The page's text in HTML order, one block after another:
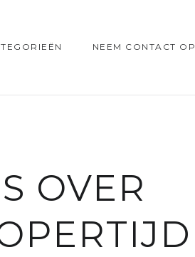
NEEM CONTACT OP
OVER